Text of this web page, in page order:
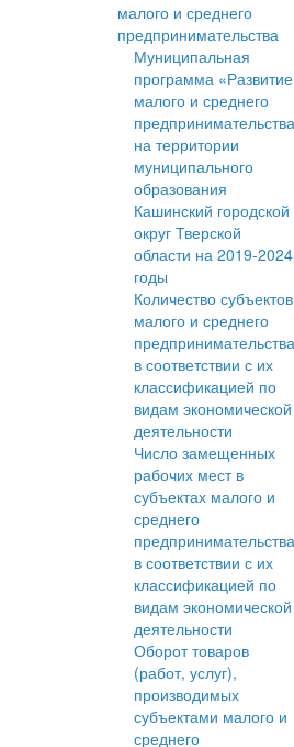
малого и среднего
предпринимательства
Муниципальная
программа «Развитие
малого и среднего
предпринимательства
на территории
муниципального
образования
Кашинский городской
округ Тверской
области на 2019-2024
годы
Количество субъектов
малого и среднего
предпринимательства
в соответствии с их
классификацией по
видам экономической
деятельности
Число замещенных
рабочих мест в
субъектах малого и
среднего
предпринимательства
в соответствии с их
классификацией по
видам экономической
деятельности
Оборот товаров
(работ, услуг),
производимых
субъектами малого и
среднего